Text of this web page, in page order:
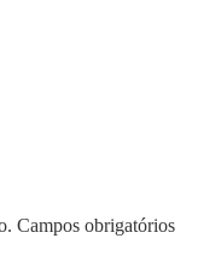
Campos obrigatórios